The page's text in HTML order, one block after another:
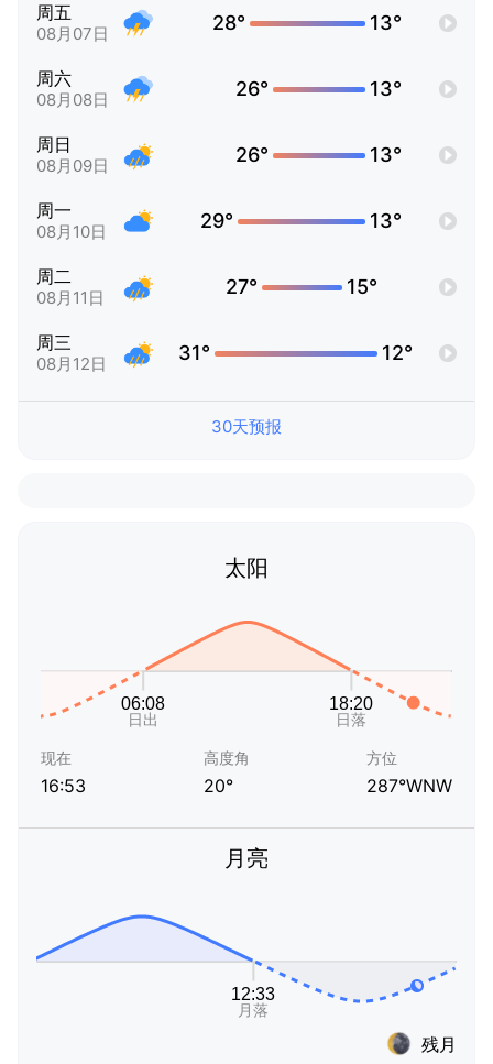
周五
08月07日 28° 13°
周六
08月08日 26° 13°
周日
08月09日 26° 13°
周一
08月10日 29° 13°
周二
08月11日 27° 15°
周三
08月12日 31° 12°
30天预报
太阳
现在
16:53
高度角
20°
方位
287°WNW
月亮
残月